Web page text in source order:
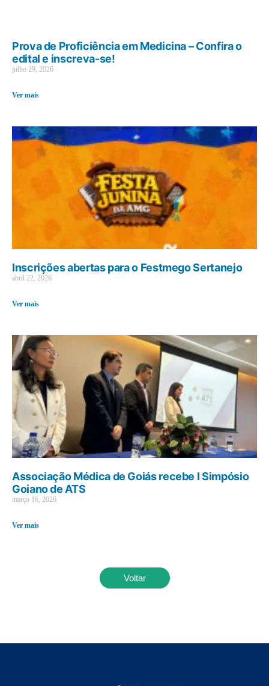
Prova de Proficiência em Medicina – Confira o
edital e inscreva-se!
julho 29, 2026
Ver mais
Inscrições abertas para o Festmego Sertanejo
abril 22, 2026
Ver mais
Associação Médica de Goiás recebe I Simpósio
Goiano de ATS
março 16, 2026
Ver mais
Voltar